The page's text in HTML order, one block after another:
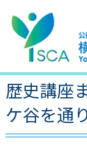
2026年
歴史講座
ケ谷を通